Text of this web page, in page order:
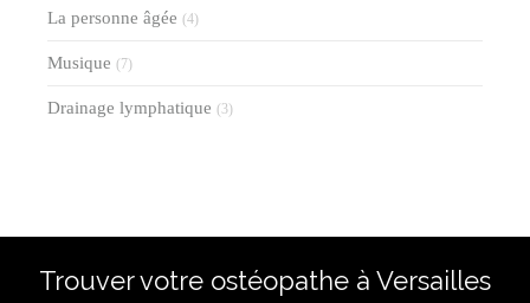
La personne âgée (4)
Musique (7)
Drainage lymphatique (3)
Trouver votre ostéopathe à Versailles